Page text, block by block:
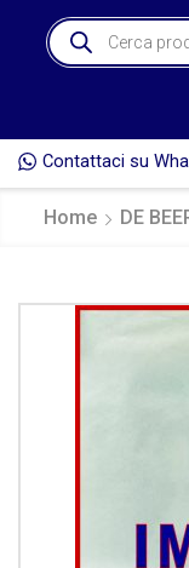
Contattaci su
GIORNO
Home DE